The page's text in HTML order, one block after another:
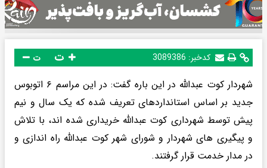
کدخبر: 3089386 ت
شهردار کوت عبدالله در این باره گفت: در این مراسم ۶ اتوبوس
جدید بر اساس استانداردهای تعریف شده که یک سال و نیم
پیش توسط شهرداری کوت عبدالله خریداری شده اند، با تلاش
و پیگیری های شهردار و شورای شهر کوت عبدالله راه اندازی و
در مدار خدمت قرار گرفتند.